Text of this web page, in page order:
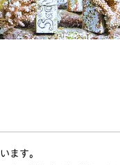
ます。